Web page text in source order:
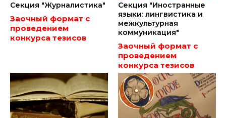
Секция "Журналистика"
Заочный формат с
проведением
конкурса тезисов
Секция "Иностранные
языки: лингвистика и
межкультурная
коммуникация"
Заочный формат с
проведением
конкурса тезисов